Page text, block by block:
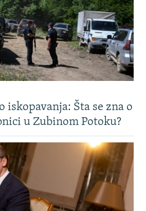
iskopavanja: Šta se zna o
u Zubinom Potoku?